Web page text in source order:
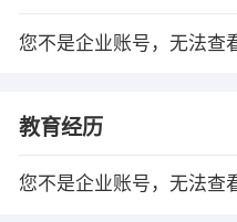
您不是企业账号，无法查
教育经历
您不是企业账号，无法查